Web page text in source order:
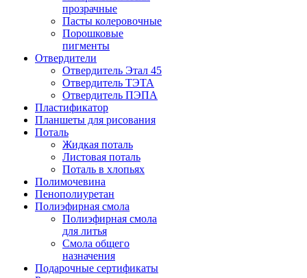
прозрачные
Пасты колеровочные
Порошковые
пигменты
Отвердители
Отвердитель Этал 45
Отвердитель ТЭТА
Отвердитель ПЭПА
Пластификатор
Планшеты для рисования
Поталь
Жидкая поталь
Листовая поталь
Поталь в хлопьях
Полимочевина
Пенополиуретан
Полиэфирная смола
Полиэфирная смола
для литья
Смола общего
назначения
Подарочные сертификаты